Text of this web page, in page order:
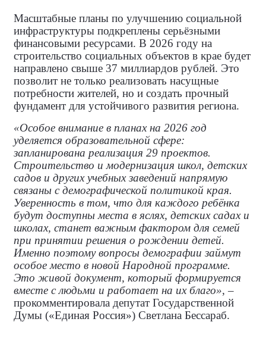
Масштабные планы по улучшению социальной
инфраструктуры подкреплены серьёзными
финансовыми ресурсами. В 2026 году на
строительство социальных объектов в крае будет
направлено свыше 37 миллиардов рублей. Это
позволит не только реализовать насущные
потребности жителей, но и создать прочный
фундамент для устойчивого развития региона.
«Особое внимание в планах на 2026 год
уделяется образовательной сфере:
запланирована реализация 29 проектов.
Строительство и модернизация школ, детских
садов и других учебных заведений напрямую
связаны с демографической политикой края.
Уверенность в том, что для каждого ребёнка
будут доступны места в яслях, детских садах и
школах, станет важным фактором для семей
при принятии решения о рождении детей.
Именно поэтому вопросы демографии займут
особое место в новой Народной программе.
Это живой документ, который формируется
вместе с людьми и работает на их благо», –
прокомментировала депутат Государственной
Думы («Единая Россия») Светлана Бессараб.